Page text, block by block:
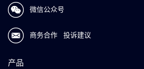
微信公众号
商务合作 投诉建议
产品